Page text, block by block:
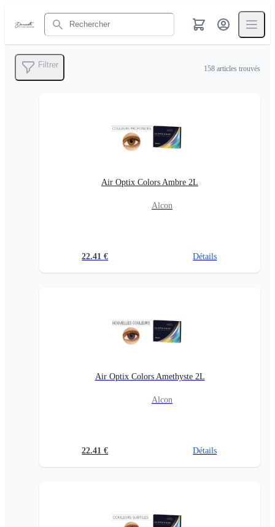
Rechercher
Filtrer 158 articles trouvés
Air Optix Colors Ambre 2L
Alcon
22.41 € Détails
Air Optix Colors Amethyste 2L
Alcon
22.41 € Détails